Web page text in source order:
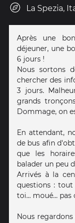
La Spezia,
Après une
déjeuner, une
6 jours !
Nous sortons
chercher des
3 jours.
grands
Dommage, on
En attendant,
de bus afin
que les
balader un peu
Arrivés à la
questions :
toi... moué...
Nous